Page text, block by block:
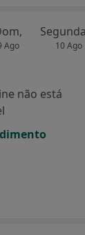
Ago 10 Ago
não está